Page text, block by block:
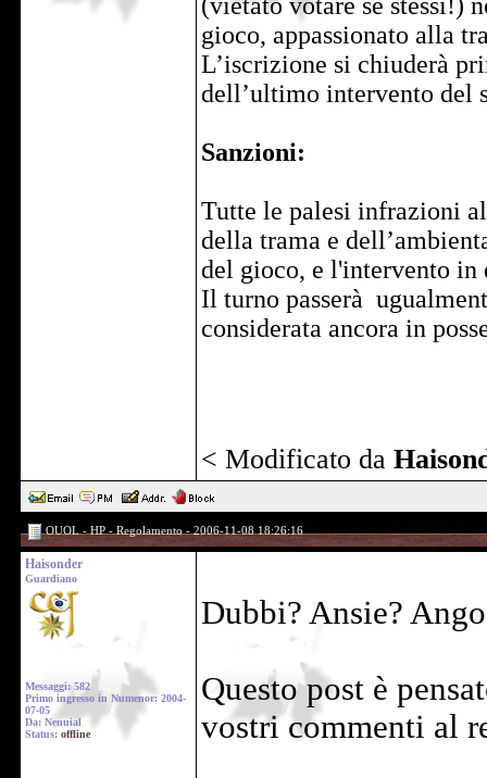
gioco, appassionato alla
L’iscrizione si chiuderà
dell’ultimo intervento del
Sanzioni:
Tutte le palesi infrazioni
della trama e
del gioco, e l'intervento in
Il turno passerà
considerata ancora in
< Modificato da
OUOL - HP - Regolamento - 2006-11-08 18:26:16
Haisonder
Guardiano
Messaggi: 582
Primo ingresso in Numenor: 2004-
07-05
Da: Nenuial
Status: offline
Dubbi? Ansie?
Questo post è
vostri commenti al